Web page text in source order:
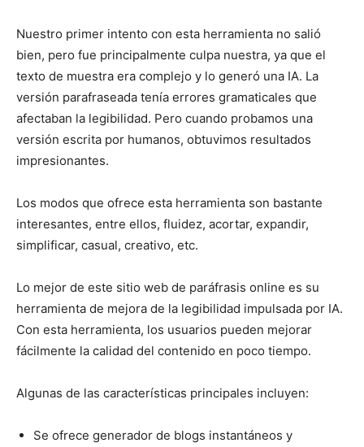
Nuestro primer intento con esta herramienta no salió
bien, pero fue principalmente culpa nuestra, ya que el
texto de muestra era complejo y lo generó una IA. La
versión parafraseada tenía errores gramaticales que
afectaban la legibilidad. Pero cuando probamos una
versión escrita por humanos, obtuvimos resultados
impresionantes.
Los modos que ofrece esta herramienta son bastante
interesantes, entre ellos, fluidez, acortar, expandir,
simplificar, casual, creativo, etc.
Lo mejor de este sitio web de paráfrasis online es su
herramienta de mejora de la legibilidad impulsada por IA.
Con esta herramienta, los usuarios pueden mejorar
fácilmente la calidad del contenido en poco tiempo.
Algunas de las características principales incluyen:
Se ofrece generador de blogs instantáneos y